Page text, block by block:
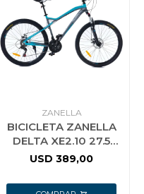
ZANELLA
BICICLETA ZANELLA
DELTA XE2.10 27.5
GRIS CON TURQUESA
USD 389,00